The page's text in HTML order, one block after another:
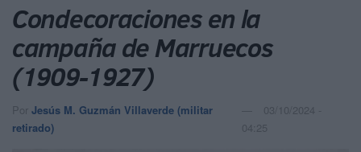
Condecoraciones en la
campaña de Marruecos
(1909-1927)
Por Jesús M. Guzmán Villaverde (militar
retirado)
03/10/2024 -
04:25